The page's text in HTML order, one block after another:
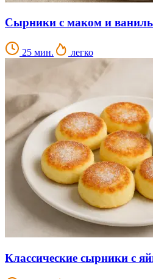
Сырники с маком и
25 мин. легко
Классические сырники с